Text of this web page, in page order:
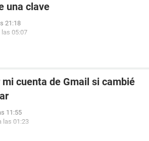
una clave
21:18
las 05:07
cuenta de Gmail si cambié
11:55
las 01:23